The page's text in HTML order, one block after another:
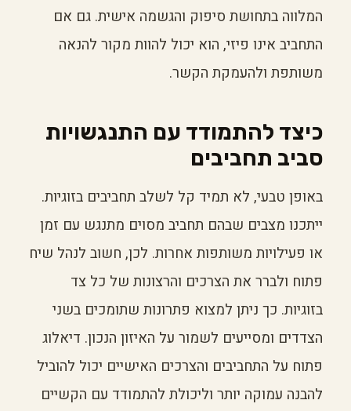
המלווה בתחושת סיפוק והגשמה אישית. גם אם
התחביב אינו פיזי, הוא יכול להוות מקור להנאה
משותפת ולהעמקת הקשר.
כיצד להתמודד עם התנגשויות
סביב תחביבים
באופן טבעי, לא תמיד קל לשלב תחביבים בזוגיות.
ייתכנו מצבים שבהם תחביב מסוים מתנגש עם זמן
או פעילויות משותפות אחרות. לכן, חשוב לנהל שיח
פתוח ולברר את הצרכים והרצונות של כל צד
בזוגיות. כך ניתן למצוא פתרונות שתומכים בשני
הצדדים ומסייעים לשמור על האיזון הנכון. דיאלוג
פתוח על התחביבים והצרכים האישיים יכול להוביל
להבנה עמוקה יותר וליכולת להתמודד עם הקשיים